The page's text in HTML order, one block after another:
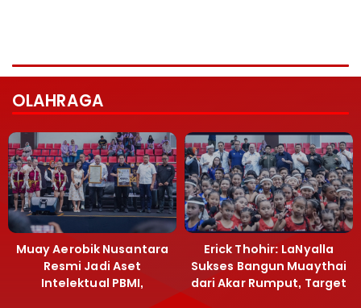
OLAHRAGA
Muay Aerobik Nusantara
Resmi Jadi Aset
Intelektual PBMI,
Erick Thohir: LaNyalla
Sukses Bangun Muaythai
dari Akar Rumput, Target